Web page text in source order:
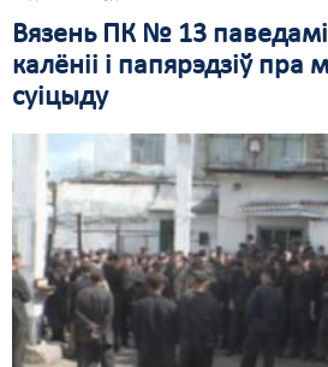
Вязень ПК № 13
калёніі і папярэдзіў пра
суіцыду